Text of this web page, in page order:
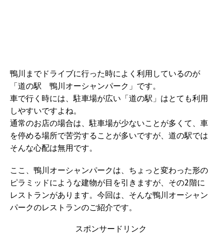
鴨川までドライブに行った時によく利用しているのが
「道の駅 鴨川オーシャンパーク」です。
車で行く時には、駐車場が広い「道の駅」はとても利用
しやすいですよね。
通常のお店の場合は、駐車場が少ないことが多くて、車
を停める場所で苦労することが多いですが、道の駅では
そんな心配は無用です。
ここ、鴨川オーシャンパークは、ちょっと変わった形の
ピラミッドにような建物が目を引きますが、その2階に
レストランがあります。今回は、そんな鴨川オーシャン
パークのレストランのご紹介です。
スポンサードリンク